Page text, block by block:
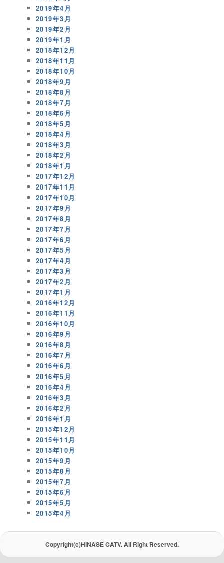
2019年4月
2019年3月
2019年2月
2019年1月
2018年12月
2018年11月
2018年10月
2018年9月
2018年8月
2018年7月
2018年6月
2018年5月
2018年4月
2018年3月
2018年2月
2018年1月
2017年12月
2017年11月
2017年10月
2017年9月
2017年8月
2017年7月
2017年6月
2017年5月
2017年4月
2017年3月
2017年2月
2017年1月
2016年12月
2016年11月
2016年10月
2016年9月
2016年8月
2016年7月
2016年6月
2016年5月
2016年4月
2016年3月
2016年2月
2016年1月
2015年12月
2015年11月
2015年10月
2015年9月
2015年8月
2015年7月
2015年6月
2015年5月
2015年4月
Copyright(c)HINASE CATV. All Right Reserved.